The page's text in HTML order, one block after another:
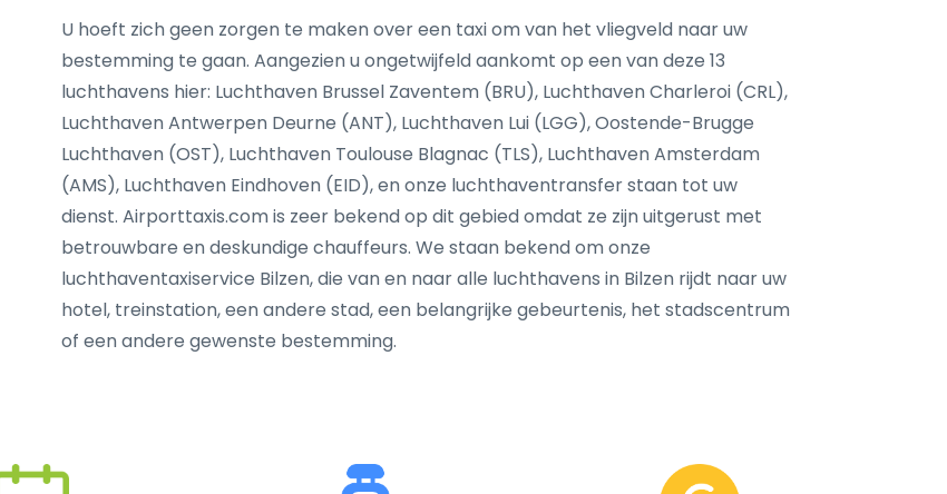
U hoeft zich geen zorgen te maken over een taxi om van het vliegveld naar uw
bestemming te gaan. Aangezien u ongetwijfeld aankomt op een van deze 13
luchthavens hier: Luchthaven Brussel Zaventem (BRU), Luchthaven Charleroi (CRL),
Luchthaven Antwerpen Deurne (ANT), Luchthaven Lui (LGG), Oostende-Brugge
Luchthaven (OST), Luchthaven Toulouse Blagnac (TLS), Luchthaven Amsterdam
(AMS), Luchthaven Eindhoven (EID), en onze luchthaventransfer staan tot uw
dienst. Airporttaxis.com is zeer bekend op dit gebied omdat ze zijn uitgerust met
betrouwbare en deskundige chauffeurs. We staan bekend om onze
luchthaventaxiservice Bilzen, die van en naar alle luchthavens in Bilzen rijdt naar uw
hotel, treinstation, een andere stad, een belangrijke gebeurtenis, het stadscentrum
of een andere gewenste bestemming.